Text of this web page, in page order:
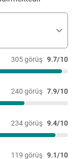
305 görüş 9.7/10
240 görüş 7.9/10
234 görüş 9.4/10
119 görüş 9.1/10